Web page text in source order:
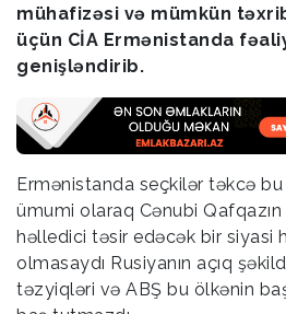
mühafizəsi və mümkün
üçün CİA Ermənistanda
genişləndirib.
Ermənistanda seçkilər təkcə bu
ümumi olaraq Cənubi Qafqazın
həlledici təsir edəcək bir siyasi
olmasaydı Rusiyanın açıq
təzyiqləri və ABŞ bu ölkənin